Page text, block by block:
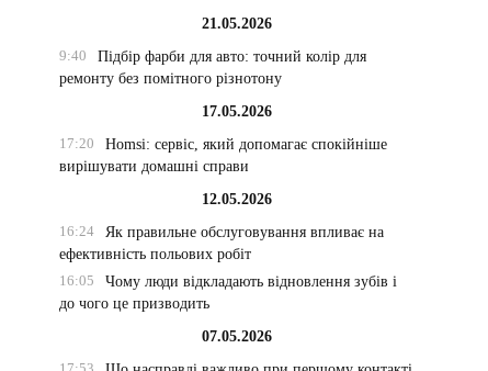
21.05.2026
9:40
Підбір фарби для авто: точний колір для
ремонту без помітного різнотону
17.05.2026
17:20
Homsi: сервіс, який допомагає спокійніше
вирішувати домашні справи
12.05.2026
16:24
Як правильне обслуговування впливає на
ефективність польових робіт
16:05
Чому люди відкладають відновлення зубів і
до чого це призводить
07.05.2026